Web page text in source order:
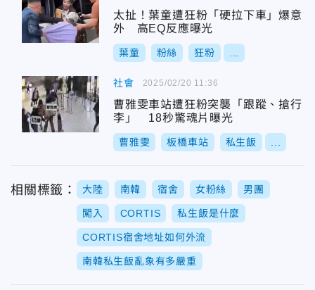
太扯！葉童遭狂粉「硬拉下車」爆意
外 高EQ反應曝光
葉童 粉絲 狂粉
社會
曹雅雯車站遭狂粉突襲「跟蹤、搶行
李」 18秒驚魂片曝光
曹雅雯 板橋車站 私生飯
2025/02/20 11:36
相關標籤： 大陸 南韓 宿舍 女粉絲 男團
闖入 CORTIS 私生飯是什麼
CORTIS宿舍地址如何外流
南韓私生飯亂象有多嚴重